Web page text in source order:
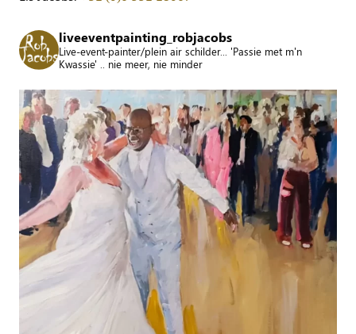
liveeventpainting_robjacobs
Live-event-painter/plein air schilder... 'Passie met m'n
Kwassie' .. nie meer, nie minder